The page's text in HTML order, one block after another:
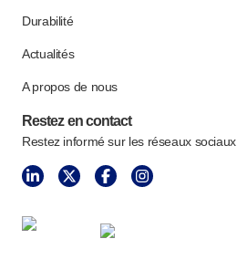
Durabilité
Actualités
A propos de nous
Restez en contact
Restez informé sur les réseaux sociaux